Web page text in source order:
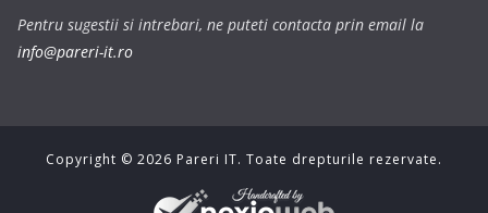
Pentru sugestii si intrebari, ne puteti contacta prin email la
info@pareri-it.ro
Copyright © 2026 Pareri IT. Toate drepturile rezervate.